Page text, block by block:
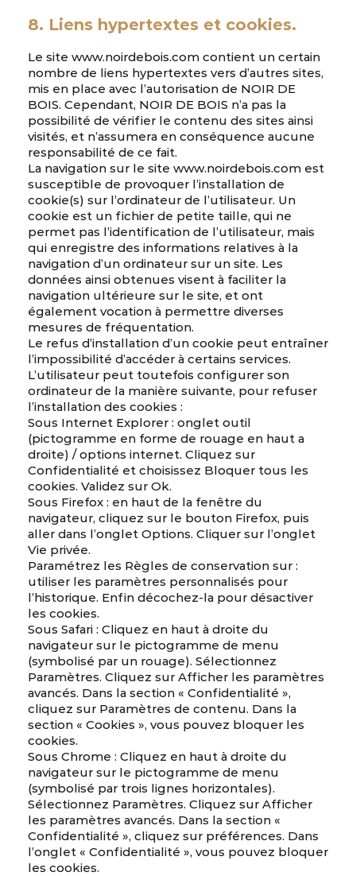
8. Liens hypertextes et cookies.
Le site www.noirdebois.com contient un certain
nombre de liens hypertextes vers d’autres sites,
mis en place avec l’autorisation de NOIR DE
BOIS. Cependant, NOIR DE BOIS n’a pas la
possibilité de vérifier le contenu des sites ainsi
visités, et n’assumera en conséquence aucune
responsabilité de ce fait.
La navigation sur le site www.noirdebois.com est
susceptible de provoquer l’installation de
cookie(s) sur l’ordinateur de l’utilisateur. Un
cookie est un fichier de petite taille, qui ne
permet pas l’identification de l’utilisateur, mais
qui enregistre des informations relatives à la
navigation d’un ordinateur sur un site. Les
données ainsi obtenues visent à faciliter la
navigation ultérieure sur le site, et ont
également vocation à permettre diverses
mesures de fréquentation.
Le refus d’installation d’un cookie peut entraîner
l’impossibilité d’accéder à certains services.
L’utilisateur peut toutefois configurer son
ordinateur de la manière suivante, pour refuser
l’installation des cookies :
Sous Internet Explorer : onglet outil
(pictogramme en forme de rouage en haut a
droite) / options internet. Cliquez sur
Confidentialité et choisissez Bloquer tous les
cookies. Validez sur Ok.
Sous Firefox : en haut de la fenêtre du
navigateur, cliquez sur le bouton Firefox, puis
aller dans l’onglet Options. Cliquer sur l’onglet
Vie privée.
Paramétrez les Règles de conservation sur :
utiliser les paramètres personnalisés pour
l’historique. Enfin décochez-la pour désactiver
les cookies.
Sous Safari : Cliquez en haut à droite du
navigateur sur le pictogramme de menu
(symbolisé par un rouage). Sélectionnez
Paramètres. Cliquez sur Afficher les paramètres
avancés. Dans la section « Confidentialité »,
cliquez sur Paramètres de contenu. Dans la
section « Cookies », vous pouvez bloquer les
cookies.
Sous Chrome : Cliquez en haut à droite du
navigateur sur le pictogramme de menu
(symbolisé par trois lignes horizontales).
Sélectionnez Paramètres. Cliquez sur Afficher
les paramètres avancés. Dans la section «
Confidentialité », cliquez sur préférences. Dans
l’onglet « Confidentialité », vous pouvez bloquer
les cookies.